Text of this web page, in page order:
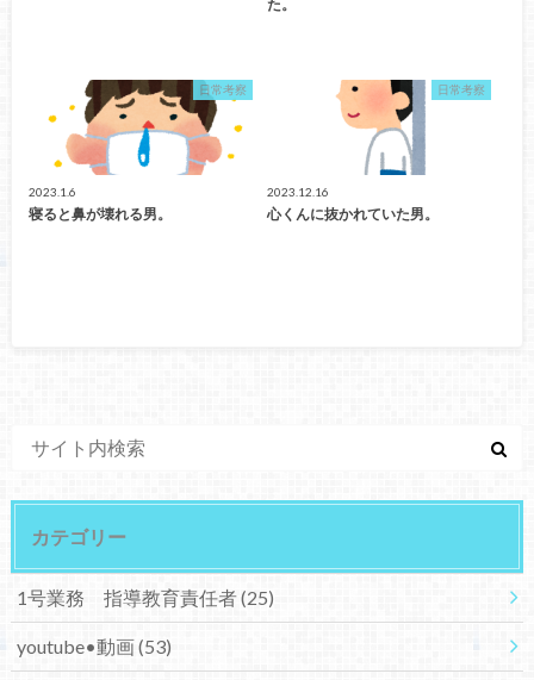
た。
日常考察
2023.1.6
寝ると鼻が壊れる男。
日常考察
2023.12.16
心くんに抜かれていた男。
カテゴリー
1号業務 指導教育責任者(25)
youtube•動画(53)